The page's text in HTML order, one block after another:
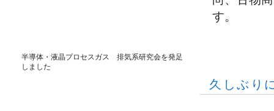
す。
久しぶり
半導体・液晶プロセスガス 排気系研究会を発足
しました